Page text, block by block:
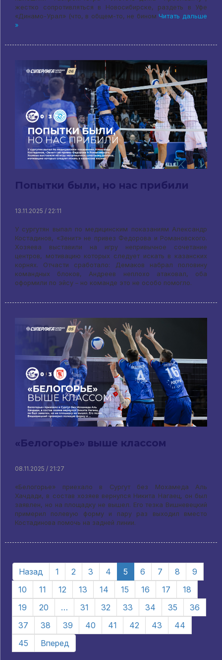
жестко сопротивляться в Новосибирске, раздеть в Уфе
«Динамо-Урал» (что, в общем-то, не бином Читать дальше
»
Попытки были, но нас прибили
13.11.2025 / 22:11
У сургутян выпал по медицинским показаниям Александр
Костадинов, «Зенит» не привез Федорова и Романовского.
Хозяева выставили на игру непривычное сочетание
центров, мотивацию которых следует искать в казанских
корнях. Отчасти сработало: Демаков набрал половину
командных блоков, Андреев неплохо атаковал, оба
оформили по эйсу – но команде это не особо помогло.
«Белогорье» выше классом
08.11.2025 / 21:27
«Белогорье» приехало в Сургут без Мохамеда Аль
Хачдади, в состав хозяев вернулся Никита Нагаец, он был
заявлен, но на площадку не вышел. Его тезка Вишневецкий
примерил полевую форму и пару раз выходил вместо
Костадинова помочь на задней линии.
Назад 1 2 3 4 5 6 7 8
9
10
11 12 13 14 15 16 17
18
19
20 … 31 32 33 34 35
36
37
38 39 40 41 42 43
44
45
Вперед